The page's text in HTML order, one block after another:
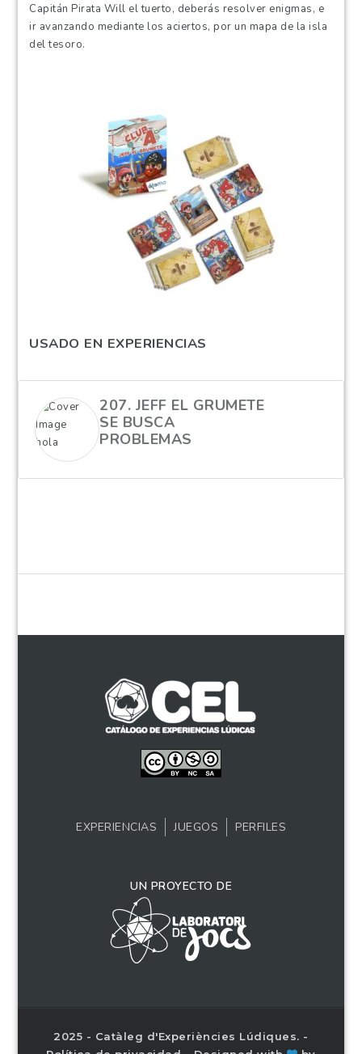
Capitán Pirata Will el tuerto, deberás resolver enigmas, e
ir avanzando mediante los aciertos, por un mapa de la isla
del tesoro.
USADO EN EXPERIENCIAS
hola
207. JEFF EL GRUMETE
SE BUSCA
PROBLEMAS
EXPERIENCIAS JUEGOS PERFILES
UN PROYECTO DE
2025 - Catàleg d'Experiències Lúdiques. -